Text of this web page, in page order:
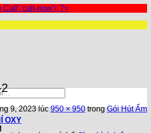
OXY
9, 2023lúc950 × 950trongGói Hút Ẩm